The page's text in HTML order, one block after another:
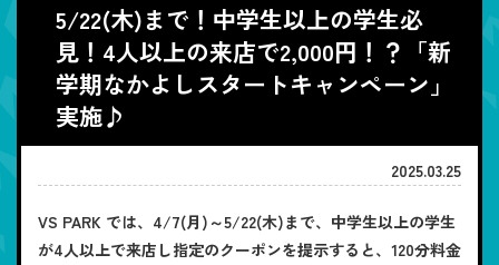
5/22(木)まで！中学生以上の学生必
見！4人以上の来店で2,000円！？「新
学期なかよしスタートキャンペーン」
実施♪
2025.03.25
VS PARK では、4/7(月)～5/22(木)まで、中学生以上の学生
が4人以上で来店し指定のクーポンを提示すると、120分料金